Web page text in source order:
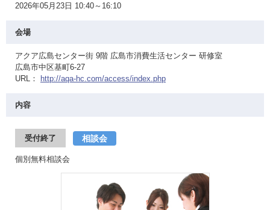
2026年05月23日 10:40～16:10
会場
アクア広島センター街 9階 広島市消費生活センター 研修室
広島市中区基町6-27
URL：
http://aqa-hc.com/access/index.php
内容
受付終了 相談会
個別無料相談会